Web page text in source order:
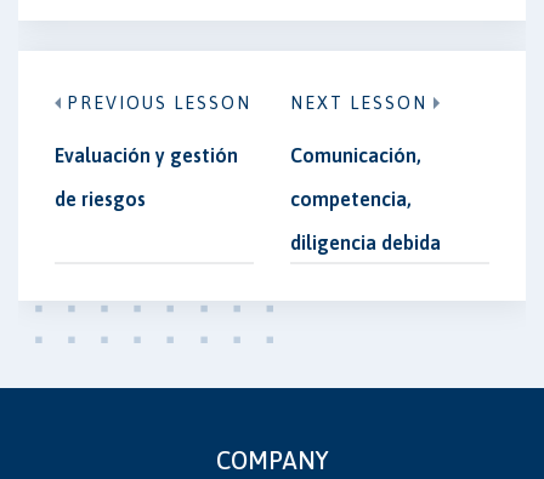
PREVIOUS LESSON
Evaluación y gestión
de riesgos
NEXT LESSON
Comunicación,
competencia,
diligencia debida
COMPANY